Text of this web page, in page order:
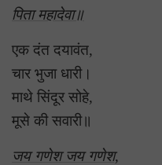
पिता महादेवा॥
एक दंत दयावंत,
चार भुजा धारी।
माथे सिंदूर सोहे,
मूसे की सवारी॥
जय गणेश जय गणेश,